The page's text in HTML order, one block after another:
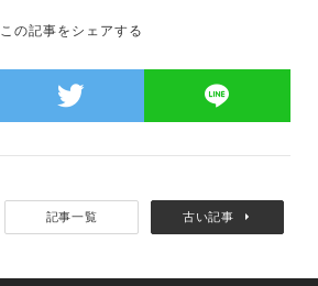
この記事をシェアする
記事一覧 古い記事